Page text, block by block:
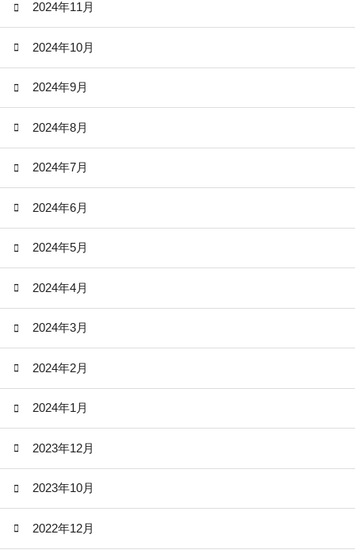
2024年11月
2024年10月
2024年9月
2024年8月
2024年7月
2024年6月
2024年5月
2024年4月
2024年3月
2024年2月
2024年1月
2023年12月
2023年10月
2022年12月